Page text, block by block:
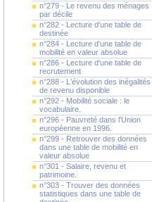
n°279 - Le revenu des ménages
par décile
n°282 - Lecture d'une table de
destinée
n°284 - Lecture d'une table de
mobilité en valeur absolue
n°286 - Lecture d'une table de
recrutement
n°288 - L'évolution des inégalités
de revenu disponible
n°292 - Mobilité sociale : le
vocabulaire.
n°296 - Pauvreté dans l'Union
européenne en 1996.
n°299 - Retrouver des données
dans une table de mobilité en
valeur absolue
n°301 - Salaire, revenu et
patrimoine.
n°303 - Trouver des données
statistiques dans une table de